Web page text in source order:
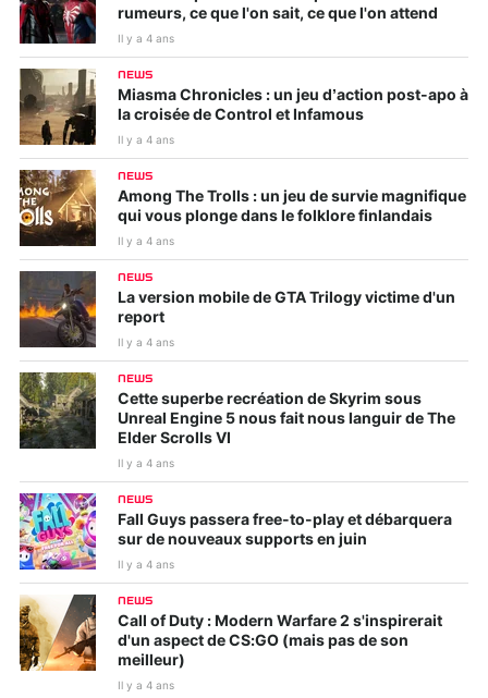
rumeurs, ce que l'on sait, ce que l'on attend
Il y a 4 ans
NEWS
Miasma Chronicles : un jeu d’action post-apo à
la croisée de Control et Infamous
Il y a 4 ans
NEWS
Among The Trolls : un jeu de survie magnifique
qui vous plonge dans le folklore finlandais
Il y a 4 ans
NEWS
La version mobile de GTA Trilogy victime d'un
report
Il y a 4 ans
NEWS
Cette superbe recréation de Skyrim sous
Unreal Engine 5 nous fait nous languir de The
Elder Scrolls VI
Il y a 4 ans
NEWS
Fall Guys passera free-to-play et débarquera
sur de nouveaux supports en juin
Il y a 4 ans
NEWS
Call of Duty : Modern Warfare 2 s'inspirerait
d'un aspect de CS:GO (mais pas de son
meilleur)
Il y a 4 ans